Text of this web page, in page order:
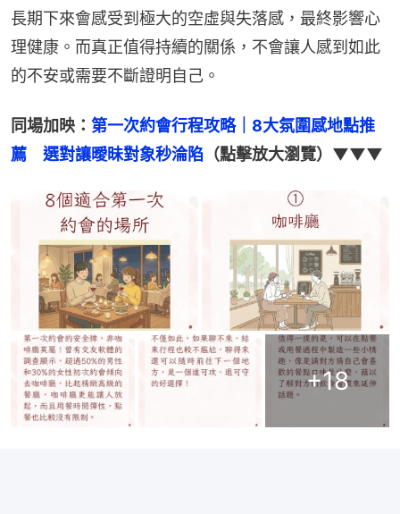
長期下來會感受到極大的空虛與失落感，最終影響心
理健康。而真正值得持續的關係，不會讓人感到如此
的不安或需要不斷證明自己。
同場加映： 第一次約會行程攻略｜8大氛圍感地點推
薦　選對讓曖昧對象秒淪陷 （點擊放大瀏覽）▼▼▼
+18